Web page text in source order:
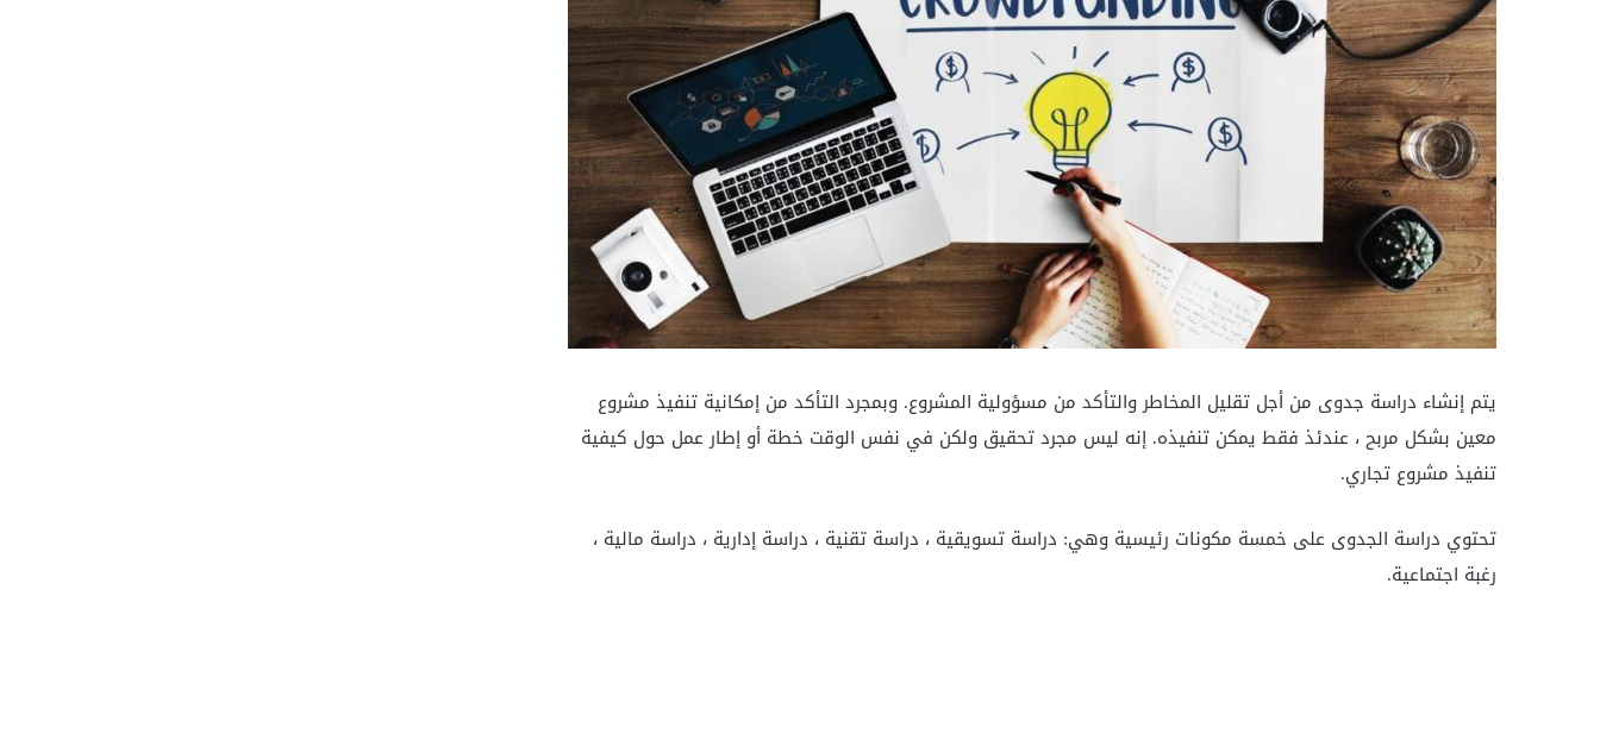
يتم إنشاء دراسة جدوى من أجل تقليل المخاطر والتأكد من مسؤولية المشروع. وبمجرد التأكد من إمكانية تنفيذ مشروع
معين بشكل مربح ، عندئذ فقط يمكن تنفيذه. إنه ليس مجرد تحقيق ولكن في نفس الوقت خطة أو إطار عمل حول كيفية
تنفيذ مشروع تجاري.
تحتوي دراسة الجدوى على خمسة مكونات رئيسية وهي: دراسة تسويقية ، دراسة تقنية ، دراسة إدارية ، دراسة مالية ،
رغبة اجتماعية.